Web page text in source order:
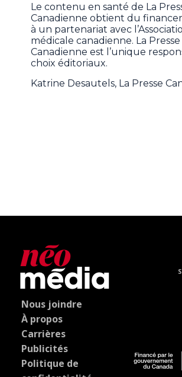
Le contenu en santé de La
Canadienne obtient du
à un partenariat avec
médicale canadienne. La Presse
Canadienne est l’unique
choix éditoriaux.
Katrine Desautels, La Presse
Nous joindre
À propos
Carrières
Publicités
Politique de